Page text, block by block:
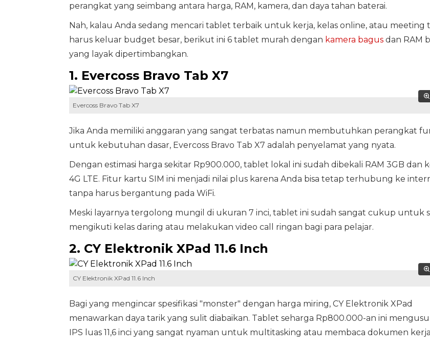
perangkat yang seimbang antara harga, RAM, kamera, dan daya tahan baterai.
Nah, kalau Anda sedang mencari tablet terbaik untuk kerja, kelas online, atau meeting
harus keluar budget besar, berikut ini 6 tablet murah dengan kamera bagusdan RAM
yang layak dipertimbangkan.
1. Evercoss Bravo Tab X7
Evercoss Bravo Tab X7
Jika Anda memiliki anggaran yang sangat terbatas namun membutuhkan perangkat
untuk kebutuhan dasar, Evercoss Bravo Tab X7 adalah penyelamat yang nyata.
Dengan estimasi harga sekitar Rp900.000, tablet lokal ini sudah dibekali RAM 3GB dan
4G LTE. Fitur kartu SIM ini menjadi nilai plus karena Anda bisa tetap terhubung ke
tanpa harus bergantung pada WiFi.
Meski layarnya tergolong mungil di ukuran 7 inci, tablet ini sudah sangat cukup untuk
mengikuti kelas daring atau melakukan video call ringan bagi para pelajar.
2. CY Elektronik XPad 11.6 Inch
CY Elektronik XPad 11.6 Inch
Bagi yang mengincar spesifikasi "monster" dengan harga miring, CY Elektronik XPad
menawarkan daya tarik yang sulit diabaikan. Tablet seharga Rp800.000-an ini
IPS luas 11,6 inci yang sangat nyaman untuk multitasking atau membaca dokumen